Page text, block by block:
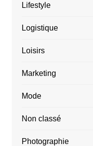
Lifestyle
Logistique
Loisirs
Marketing
Mode
Non classé
Photographie